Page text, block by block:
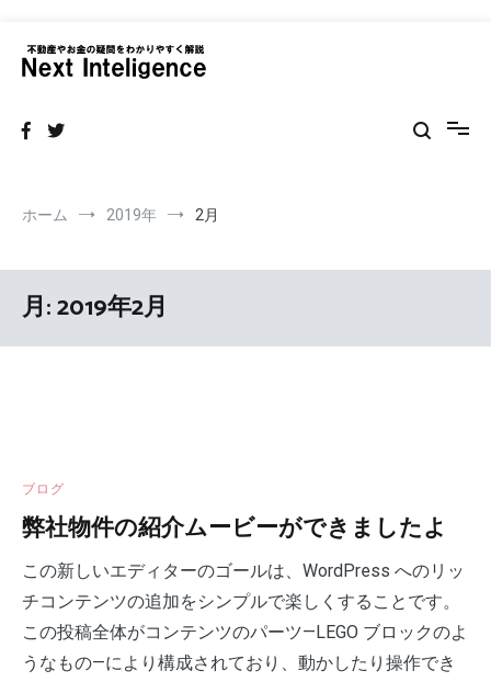
ホーム 2019年 2月
月:2019年2月
ブログ
弊社物件の紹介ムービーができましたよ
この新しいエディターのゴールは、WordPress へのリッ
チコンテンツの追加をシンプルで楽しくすることです。
この投稿全体がコンテンツのパーツ—LEGO ブロックのよ
うなもの—により構成されており、動かしたり操作でき